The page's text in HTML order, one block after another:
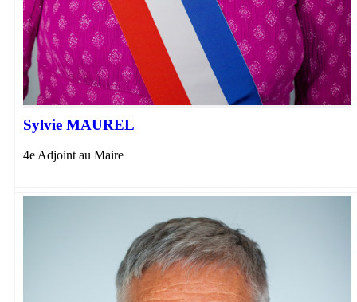
Sylvie MAUREL
4e Adjoint au Maire